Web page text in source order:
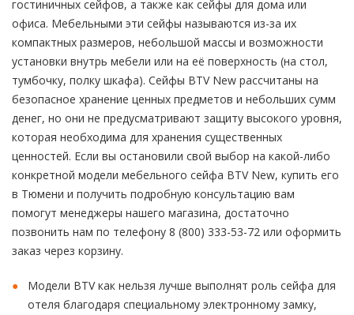
гостиничных сейфов, а также как сейфы для дома или
офиса. Мебельными эти сейфы называются из-за их
компактных размеров, небольшой массы и возможности
установки внутрь мебели или на её поверхность (на стол,
тумбочку, полку шкафа). Сейфы BTV New рассчитаны на
безопасное хранение ценных предметов и небольших сумм
денег, но они не предусматривают защиту высокого уровня,
которая необходима для хранения существенных
ценностей. Если вы остановили свой выбор на какой-либо
конкретной модели мебельного сейфа BTV New, купить его
в Тюмени и получить подробную консультацию вам
помогут менеджеры нашего магазина, достаточно
позвонить нам по телефону 8 (800) 333-53-72 или оформить
заказ через корзину.
Модели BTV как нельзя лучше выполнят роль сейфа для
отеля благодаря специальному электронному замку,